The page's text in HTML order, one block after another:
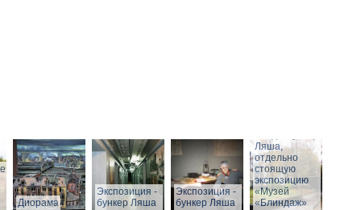
Диорама
Экспозиция -
бункер Ляша
Экспозиция -
бункер Ляша
Ляша,
отдельно
стоящую
экспозицию
«Музей
«Блиндаж»